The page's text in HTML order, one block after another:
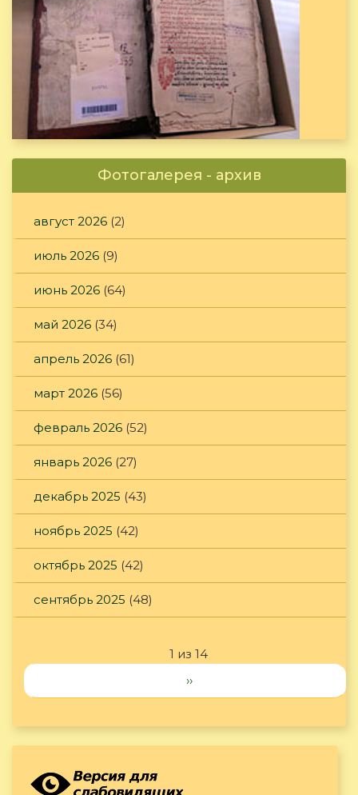
Фотогалерея - архив
август 2026 (2)
июль 2026 (9)
июнь 2026 (64)
май 2026 (34)
апрель 2026 (61)
март 2026 (56)
февраль 2026 (52)
январь 2026 (27)
декабрь 2025 (43)
ноябрь 2025 (42)
октябрь 2025 (42)
сентябрь 2025 (48)
1 из 14
››